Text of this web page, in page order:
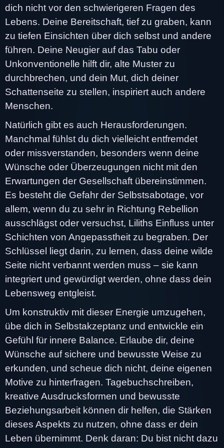
dich nicht vor den schwierigeren Fragen des
Lebens. Deine Bereitschaft, tief zu graben, kann
zu tiefen Einsichten über dich selbst und andere
führen. Deine Neugier auf das Tabu oder
Unkonventionelle hilft dir, alte Muster zu
durchbrechen, und dein Mut, dich deiner
Schattenseite zu stellen, inspiriert auch andere
Menschen.
Natürlich gibt es auch Herausforderungen.
Manchmal fühlst du dich vielleicht entfremdet
oder missverstanden, besonders wenn deine
Wünsche oder Überzeugungen nicht mit den
Erwartungen der Gesellschaft übereinstimmen.
Es besteht die Gefahr der Selbstsabotage, vor
allem, wenn du zu sehr in Richtung Rebellion
ausschlägst oder versuchst, Liliths Einfluss unter
Schichten von Angepasstheit zu begraben. Der
Schlüssel liegt darin, zu lernen, dass deine wilde
Seite nicht verbannt werden muss – sie kann
integriert und gewürdigt werden, ohne dass dein
Lebensweg entgleist.
Um konstruktiv mit dieser Energie umzugehen,
übe dich in Selbstakzeptanz und entwickle ein
Gefühl für innere Balance. Erlaube dir, deine
Wünsche auf sichere und bewusste Weise zu
erkunden, und scheue dich nicht, deine eigenen
Motive zu hinterfragen. Tagebuchschreiben,
kreative Ausdrucksformen und bewusste
Beziehungsarbeit können dir helfen, die Stärken
dieses Aspekts zu nutzen, ohne dass er dein
Leben übernimmt. Denk daran: Du bist nicht dazu